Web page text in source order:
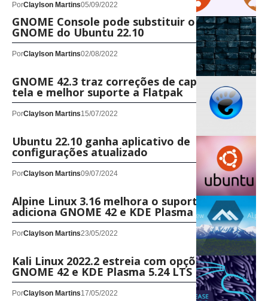
PorClaylson Martins05/09/2022
GNOME Console pode substituir o terminal
GNOME do Ubuntu 22.10
PorClaylson Martins02/08/2022
GNOME 42.3 traz correções de captura de
tela e melhor suporte a Flatpak
PorClaylson Martins15/07/2022
Ubuntu 22.10 ganha aplicativo de
configurações atualizado
PorClaylson Martins09/07/2024
Alpine Linux 3.16 melhora o suporte NVMe e
adiciona GNOME 42 e KDE Plasma 5.24 LTS
PorClaylson Martins23/05/2022
Kali Linux 2022.2 estreia com opções do
GNOME 42 e KDE Plasma 5.24 LTS
PorClaylson Martins17/05/2022